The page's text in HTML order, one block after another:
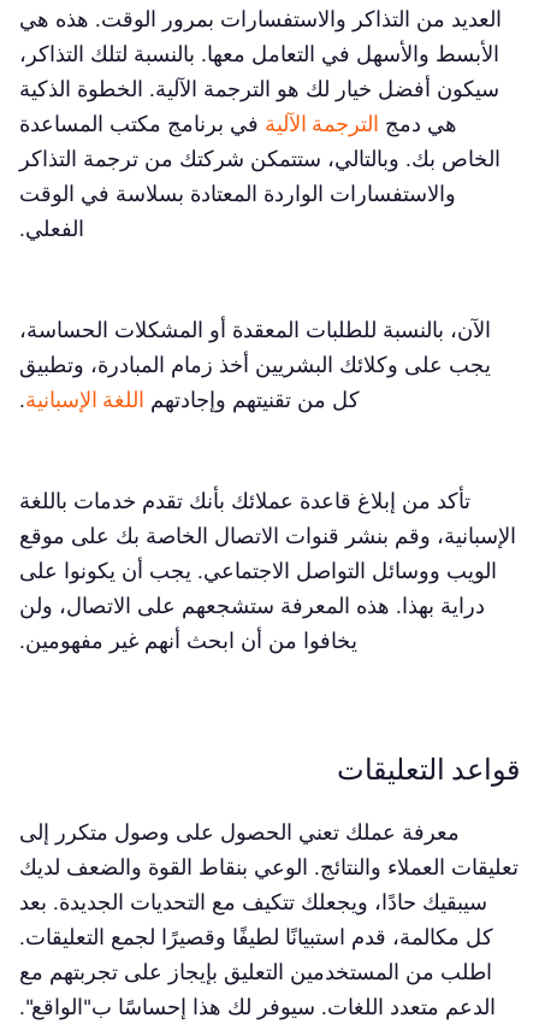
العديد من التذاكر والاستفسارات بمرور الوقت. هذه هي
الأبسط والأسهل في التعامل معها. بالنسبة لتلك التذاكر،
سيكون أفضل خيار لك هو الترجمة الآلية. الخطوة الذكية
هي دمج الترجمة الآلية في برنامج مكتب المساعدة
الخاص بك. وبالتالي، ستتمكن شركتك من ترجمة التذاكر
والاستفسارات الواردة المعتادة بسلاسة في الوقت
الفعلي.
الآن، بالنسبة للطلبات المعقدة أو المشكلات الحساسة،
يجب على وكلائك البشريين أخذ زمام المبادرة، وتطبيق
كل من تقنيتهم وإجادتهم اللغة الإسبانية.
تأكد من إبلاغ قاعدة عملائك بأنك تقدم خدمات باللغة
الإسبانية، وقم بنشر قنوات الاتصال الخاصة بك على موقع
الويب ووسائل التواصل الاجتماعي. يجب أن يكونوا على
دراية بهذا. هذه المعرفة ستشجعهم على الاتصال، ولن
يخافوا من أن ابحث أنهم غير مفهومين.
قواعد التعليقات
معرفة عملك تعني الحصول على وصول متكرر إلى
تعليقات العملاء والنتائج. الوعي بنقاط القوة والضعف لديك
سيبقيك حادًا، ويجعلك تتكيف مع التحديات الجديدة. بعد
كل مكالمة، قدم استبيانًا لطيفًا وقصيرًا لجمع التعليقات.
اطلب من المستخدمين التعليق بإيجاز على تجربتهم مع
الدعم متعدد اللغات. سيوفر لك هذا إحساسًا ب"الواقع".